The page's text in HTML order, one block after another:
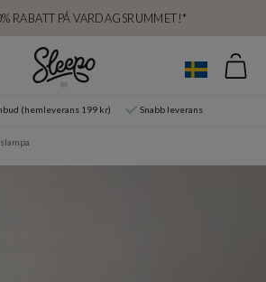
RABATT PÅ VARDAGSRUMMET!*
(hemleverans 199 kr) Snabb leverans